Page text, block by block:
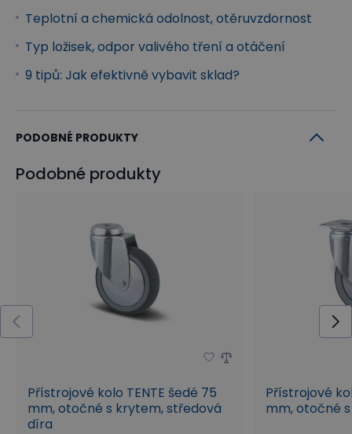
Teplotní a chemická odolnost, otěruvzdornost
Typ ložisek, odpor valivého tření a otáčení
9 tipů: Jak efektivně vybavit sklad?
PODOBNÉ PRODUKTY
Podobné produkty
Přístrojové kolo TENTE šedé 75
mm, otočné s krytem, středová
díra
Přístrojové
mm, otočné